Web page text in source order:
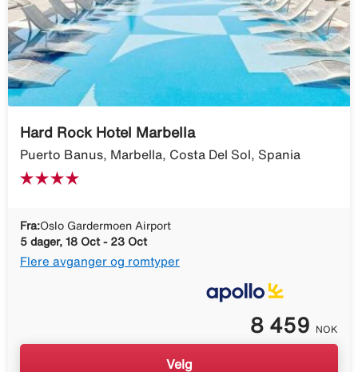
Hard Rock Hotel Marbella
Puerto Banus, Marbella, Costa Del Sol, Spania
Fra:Oslo Gardermoen Airport
5 dager, 18 Oct - 23 Oct
Flere avganger og romtyper
8 459 NOK
Velg